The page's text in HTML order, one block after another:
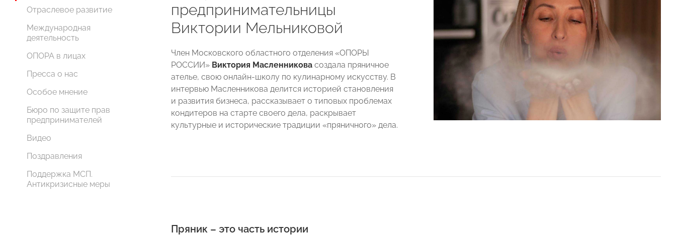
Отраслевое развитие
Международная
деятельность
ОПОРА в лицах
Пресса о нас
Особое мнение
Бюро по защите прав
предпринимателей
Видео
Поздравления
Поддержка МСП.
Антикризисные меры
предпринимательницы
Виктории Мельниковой
Член Московского областного отделения «ОПОРЫ
РОССИИ» Виктория Масленникова создала пряничное
ателье, свою онлайн-школу по кулинарному искусству. В
интервью Масленникова делится историей становления
и развития бизнеса, рассказывает о типовых проблемах
кондитеров на старте своего дела, раскрывает
культурные и исторические традиции «пряничного» дела.
Пряник – это часть истории